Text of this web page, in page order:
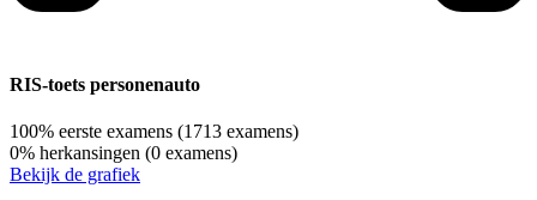
RIS-toets personenauto
100% eerste examens (1713 examens)
0% herkansingen (0 examens)
Bekijk de grafiek